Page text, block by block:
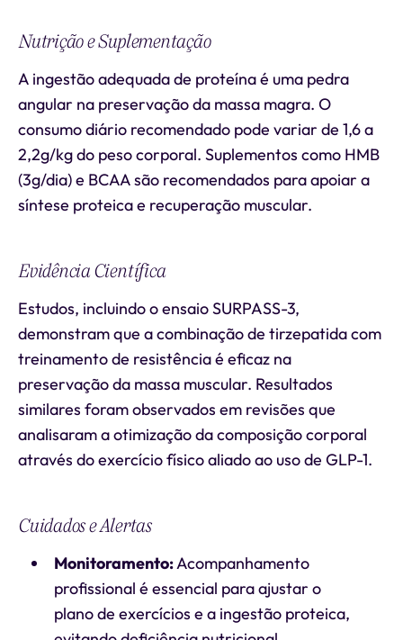
Nutrição e Suplementação
A ingestão adequada de proteína é uma pedra
angular na preservação da massa magra. O
consumo diário recomendado pode variar de 1,6 a
2,2g/kg do peso corporal. Suplementos como HMB
(3g/dia) e BCAA são recomendados para apoiar a
síntese proteica e recuperação muscular.
Evidência Científica
Estudos, incluindo o ensaio SURPASS-3,
demonstram que a combinação de tirzepatida com
treinamento de resistência é eficaz na
preservação da massa muscular. Resultados
similares foram observados em revisões que
analisaram a otimização da composição corporal
através do exercício físico aliado ao uso de GLP-1.
Cuidados e Alertas
Monitoramento:Acompanhamento
profissional é essencial para ajustar o
plano de exercícios e a ingestão proteica,